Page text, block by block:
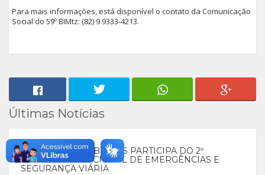
Para mais informações, está disponível o contato da Comunicação
Social do 59º BIMtz: (82) 9 9333-4213.
Últimas Notícias
CORPO DE BOMBEIROS PARTICIPA DO 2º
CONGRESSO NACIONAL DE EMERGÊNCIAS E
SEGURANÇA VIÁRIA